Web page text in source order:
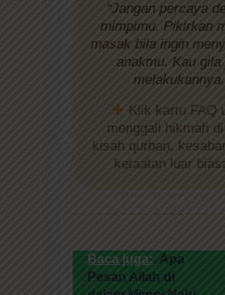
“Jangan percaya
mimpimu. Pikirkan
masak bila ingin
anakmu. Kau gila
Klik kartu FAQ
menggali hikmah
kisah qurban,
ketaatan luar
Baca juga: Apa
Pesan Allah di